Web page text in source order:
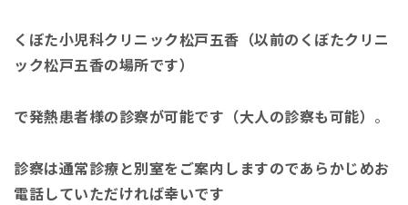
くぼた小児科クリニック松戸五香（以前のくぼたクリニ
ック松戸五香の場所です）
で発熱患者様の診察が可能です（大人の診察も可能） 。
診察は通常診療と別室をご案内しますのであらかじめお
電話していただければ幸いです